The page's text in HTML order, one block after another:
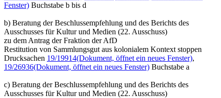
Fenster) Buchstabe b bis d
b) Beratung der Beschlussempfehlung und des Berichts des
Ausschusses für Kultur und Medien (22. Ausschuss)
zu dem Antrag der Fraktion der AfD
Restitution von Sammlungsgut aus kolonialem Kontext stoppen
Drucksachen 19/19914(Dokument, öffnet ein neues Fenster),
19/26936(Dokument, öffnet ein neues Fenster) Buchstabe a
c) Beratung der Beschlussempfehlung und des Berichts des
Ausschusses für Kultur und Medien (22. Ausschuss)